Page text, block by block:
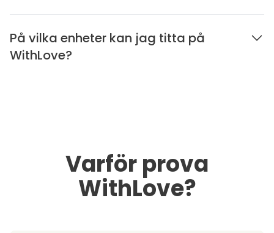
På vilka enheter kan jag titta på
WithLove?
Varför prova
WithLove?